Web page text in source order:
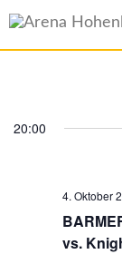
20:00
4. Oktober
vs.